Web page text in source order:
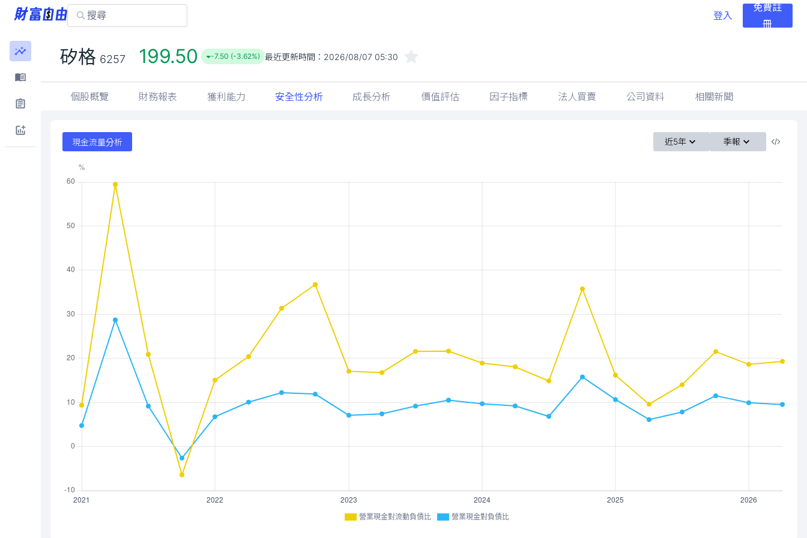
登入
免費註
冊
矽格 6257 199.50 -7.50 (-3.62%) 最近更新時間： 2026/08/07 05:30
個股概覽 財務報表 獲利能力 安全性分析 成長分析 價值評估 因子指標 法人買賣 公司資料 相關新聞
現金流量分析 近5年 季報
營業現金對流動負債比 營業現金對負債比